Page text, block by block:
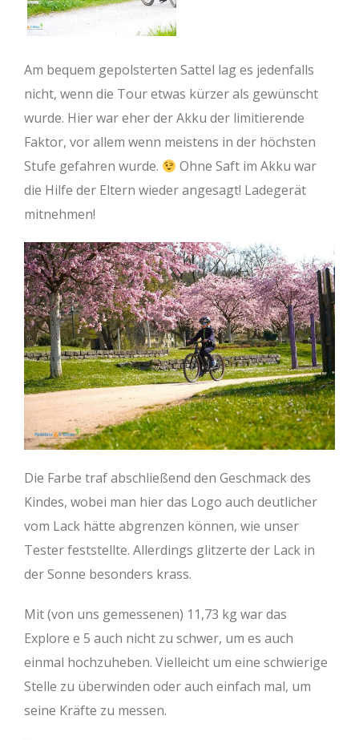
Am bequem gepolsterten Sattel lag es jedenfalls
nicht, wenn die Tour etwas kürzer als gewünscht
wurde. Hier war eher der Akku der limitierende
Faktor, vor allem wenn meistens in der höchsten
Stufe gefahren wurde.
Ohne Saft im Akku war
die Hilfe der Eltern wieder angesagt! Ladegerät
mitnehmen!
Die Farbe traf abschließend den Geschmack des
Kindes, wobei man hier das Logo auch deutlicher
vom Lack hätte abgrenzen können, wie unser
Tester feststellte. Allerdings glitzerte der Lack in
der Sonne besonders krass.
Mit (von uns gemessenen) 11,73 kg war das
Explore e 5 auch nicht zu schwer, um es auch
einmal hochzuheben. Vielleicht um eine schwierige
Stelle zu überwinden oder auch einfach mal, um
seine Kräfte zu messen.